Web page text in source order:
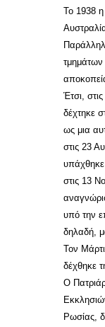
Το 1938 η
Έτσι,
δέχτηκε
ως μια
στις 23
υπάχθηκε
στις 13
υπό την
δηλαδή,
Τον
δέχθηκε
Ο
Ρωσίας,